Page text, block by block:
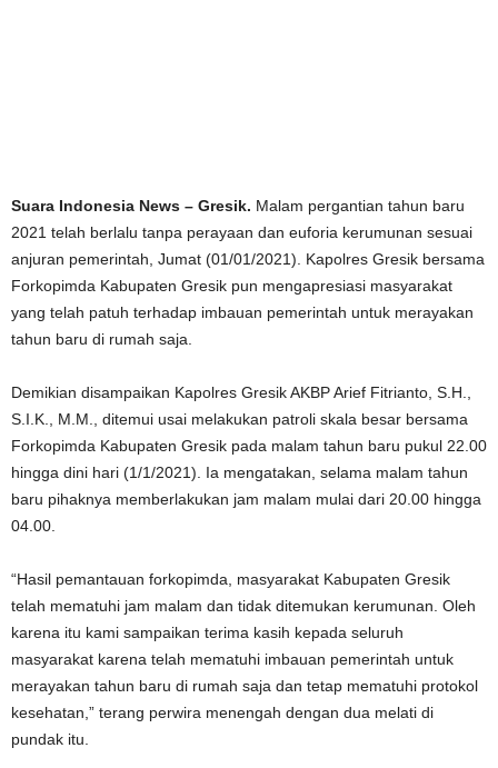
Suara Indonesia News – Gresik. Malam pergantian tahun baru
2021 telah berlalu tanpa perayaan dan euforia kerumunan sesuai
anjuran pemerintah, Jumat (01/01/2021). Kapolres Gresik bersama
Forkopimda Kabupaten Gresik pun mengapresiasi masyarakat
yang telah patuh terhadap imbauan pemerintah untuk merayakan
tahun baru di rumah saja.
Demikian disampaikan Kapolres Gresik AKBP Arief Fitrianto, S.H.,
S.I.K., M.M., ditemui usai melakukan patroli skala besar bersama
Forkopimda Kabupaten Gresik pada malam tahun baru pukul 22.00
hingga dini hari (1/1/2021). Ia mengatakan, selama malam tahun
baru pihaknya memberlakukan jam malam mulai dari 20.00 hingga
04.00.
“Hasil pemantauan forkopimda, masyarakat Kabupaten Gresik
telah mematuhi jam malam dan tidak ditemukan kerumunan. Oleh
karena itu kami sampaikan terima kasih kepada seluruh
masyarakat karena telah mematuhi imbauan pemerintah untuk
merayakan tahun baru di rumah saja dan tetap mematuhi protokol
kesehatan,” terang perwira menengah dengan dua melati di
pundak itu.